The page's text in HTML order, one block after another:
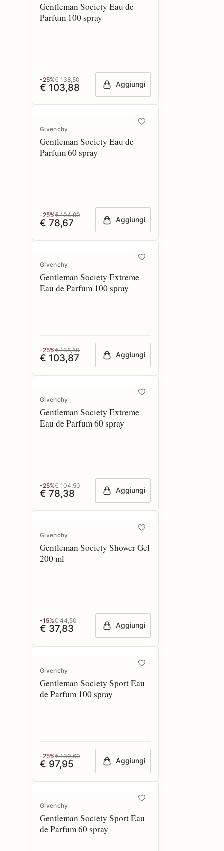
Gentleman Society Eau de
Parfum 100 spray
-25%€ 138,50
€ 103,88 Aggiungi
Givenchy
Gentleman Society Eau de
Parfum 60 spray
-25%€ 104,90
€ 78,67 Aggiungi
Givenchy
Gentleman Society Extreme
Eau de Parfum 100 spray
-25%€ 138,50
€ 103,87 Aggiungi
Givenchy
Gentleman Society Extreme
Eau de Parfum 60 spray
-25%€ 104,50
€ 78,38 Aggiungi
Givenchy
Gentleman Society Shower Gel
200 ml
-15%€ 44,50
€ 37,83 Aggiungi
Givenchy
Gentleman Society Sport Eau
de Parfum 100 spray
-25%€ 130,60
€ 97,95 Aggiungi
Givenchy
Gentleman Society Sport Eau
de Parfum 60 spray